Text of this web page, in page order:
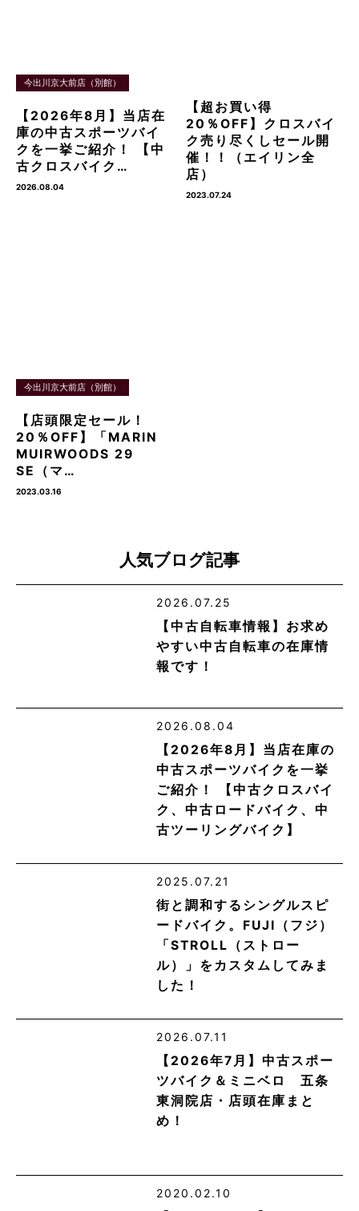
今出川京大前店（別館）
【2026年8月】当店在
庫の中古スポーツバイ
クを一挙ご紹介！ 【中
古クロスバイク…
2026.08.04
【超お買い得
20％OFF】クロスバイ
ク売り尽くしセール開
催！！（エイリン全
店）
2023.07.24
今出川京大前店（別館）
【店頭限定セール！
20％OFF】「MARIN
MUIRWOODS 29
SE（マ…
2023.03.16
人気ブログ記事
2026.07.25
【中古自転車情報】お求め
やすい中古自転車の在庫情
報です！
2026.08.04
【2026年8月】当店在庫の
中古スポーツバイクを一挙
ご紹介！ 【中古クロスバイ
ク、中古ロードバイク、中
古ツーリングバイク】
2025.07.21
街と調和するシングルスピ
ードバイク。FUJI（フジ）
「STROLL（ストロー
ル）」をカスタムしてみま
した！
2026.07.11
【2026年7月】中古スポー
ツバイク＆ミニベロ 五条
東洞院店・店頭在庫まと
め！
2020.02.10